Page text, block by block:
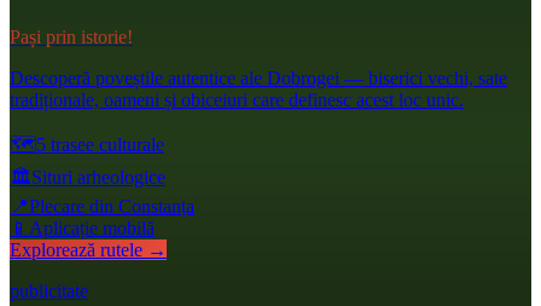
Pași prin istorie!
Descoperă poveștile autentice ale Dobrogei — biserici vechi, sate
tradiționale, oameni și obiceiuri care definesc acest loc unic.
🗺️5 trasee culturale
🏛️Situri arheologice
📍Plecare din Constanța
📱 Aplicație mobilă
Explorează rutele →
publicitate